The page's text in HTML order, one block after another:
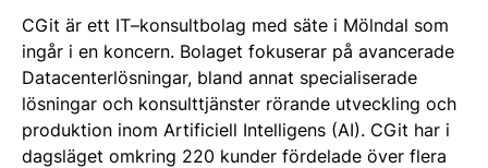
CGit är ett IT–konsultbolag med säte i Mölndal som
ingår i en koncern. Bolaget fokuserar på avancerade
Datacenterlösningar, bland annat specialiserade
lösningar och konsulttjänster rörande utveckling och
produktion inom Artificiell Intelligens (AI). CGit har i
dagsläget omkring 220 kunder fördelade över flera